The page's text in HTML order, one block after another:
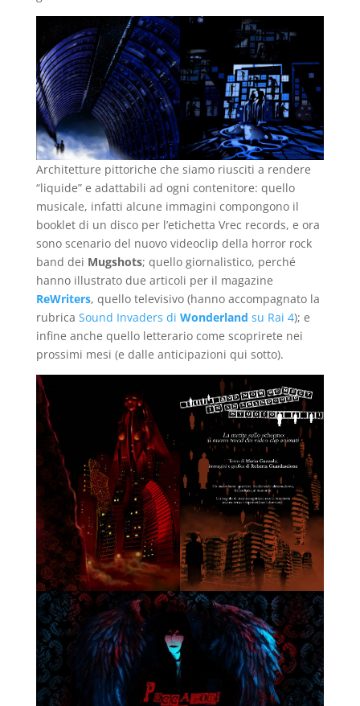
Architetture pittoriche che siamo riusciti a rendere
“liquide” e adattabili ad ogni contenitore: quello
musicale, infatti alcune immagini compongono il
booklet di un disco per l’etichetta Vrec records, e ora
sono scenario del nuovo videoclip della horror rock
band dei Mugshots; quello giornalistico, perché
hanno illustrato due articoli per il magazine
ReWriters, quello televisivo (hanno accompagnato la
rubrica Sound Invaders di Wonderland su Rai 4); e
infine anche quello letterario come scoprirete nei
prossimi mesi (e dalle anticipazioni qui sotto).